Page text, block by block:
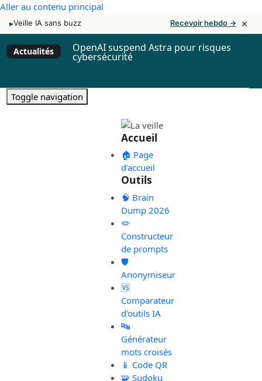
Aller au contenu principal
▸Veille IA sans buzz Recevoir hebdo → ×
Actualités OpenAI suspend Astra pour risques
cybersécurité
Toggle navigation
Accueil
🏠 Page
d'accueil
Outils
🧠 Brain
Dump 2026
✏️
Constructeur
de prompts
🛡️
Anonymiseur
🆚
Comparateur
d'outils IA
🔤
Générateur
mots croisés
📱 Code QR
🧩 Sudoku